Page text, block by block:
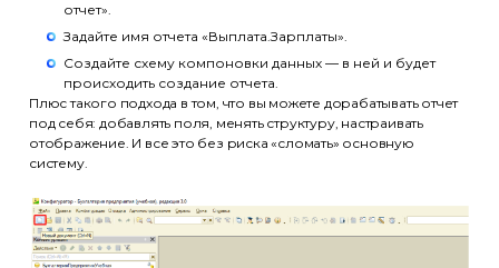
отчет».
Задайте имя отчета «Выплата.Зарплаты».
Создайте схему компоновки данных — в ней и будет
происходить создание отчета.
Плюс такого подхода в том, что вы можете дорабатывать отчет
под себя: добавлять поля, менять структуру, настраивать
отображение. И все это без риска «сломать» основную
систему.